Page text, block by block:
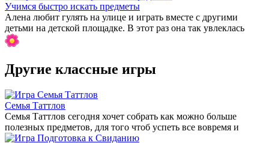
Учимся быстро искать предметы
Алена любит гулять на улице и играть вместе с другими
детьми на детской площадке. В этот раз она так увлеклась
Другие классные игры
Семья Таттлов
Семья Таттлов сегодня хочет собрать как можно больше
полезных предметов, для того чтоб успеть все вовремя и